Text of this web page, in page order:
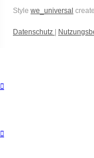
Style we_universal
Datenschutz